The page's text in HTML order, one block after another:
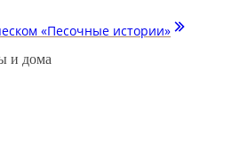
«Песочные истории»
и дома